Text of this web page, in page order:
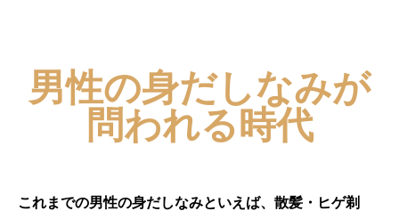
男性の身だしなみが
問われる時代
これまでの男性の身だしなみといえば、散髪・ヒゲ剃